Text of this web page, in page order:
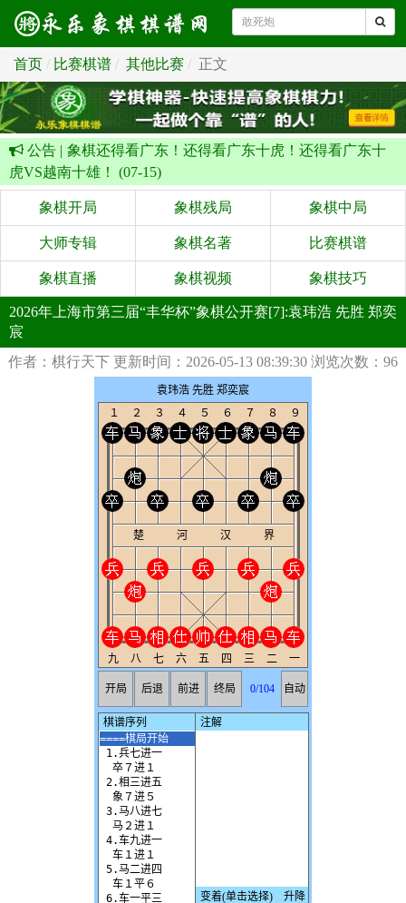
首页 比赛棋谱 其他比赛 正文
公告 | 象棋还得看广东！还得看广东十虎！还得看广东十
虎VS越南十雄！ (07-15)
象棋开局 象棋残局 象棋中局
大师专辑 象棋名著 比赛棋谱
象棋直播 象棋视频 象棋技巧
2026年上海市第三届“丰华杯”象棋公开赛[7]:袁玮浩 先胜 郑奕
宸
作者：棋行天下 更新时间：2026-05-13 08:39:30 浏览次数：96